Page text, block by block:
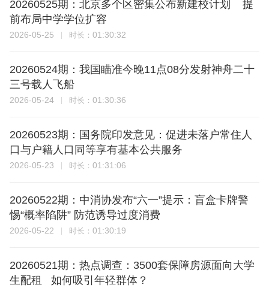
20260525期：北京多个区密集公布新建校计划 提
前布局中学学位扩容
2026-05-25 时长： 01:30:32
20260524期：我国瞄准今晚11点08分发射神舟二十
三号载人飞船
2026-05-24 时长： 01:30:36
20260523期：国务院印发意见：促进未落户常住人
口与户籍人口同等享有基本公共服务
2026-05-23 时长： 01:31:06
20260522期：中消协发布“六一”提示：盲盒卡牌警
惕“概率陷阱” 防范诱导过度消费
2026-05-22 时长： 01:30:19
20260521期：热点调查：3500套保障房源面向大学
生配租 如何吸引年轻群体？